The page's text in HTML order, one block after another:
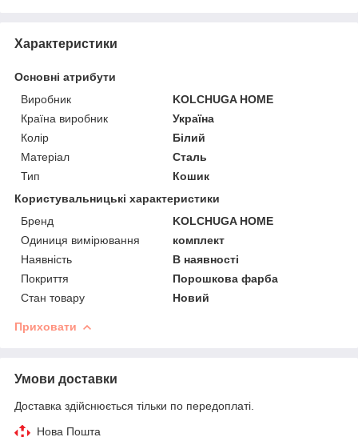
Характеристики
Основні атрибути
Виробник
KOLCHUGA HOME
Країна виробник
Україна
Колір
Білий
Матеріал
Сталь
Тип
Кошик
Користувальницькі характеристики
Бренд
KOLCHUGA HOME
Одиниця вимірювання
комплект
Наявність
В наявності
Покриття
Порошкова фарба
Стан товару
Новий
Приховати
Умови доставки
Доставка здійснюється тільки по передоплаті.
Нова Пошта